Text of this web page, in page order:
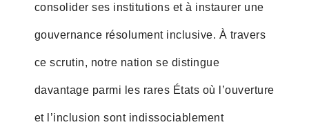
consolider ses institutions et à instaurer une
gouvernance résolument inclusive. À travers
ce scrutin, notre nation se distingue
davantage parmi les rares États où l’ouverture
et l’inclusion sont indissociablement